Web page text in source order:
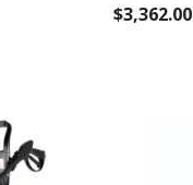
$3,362.00